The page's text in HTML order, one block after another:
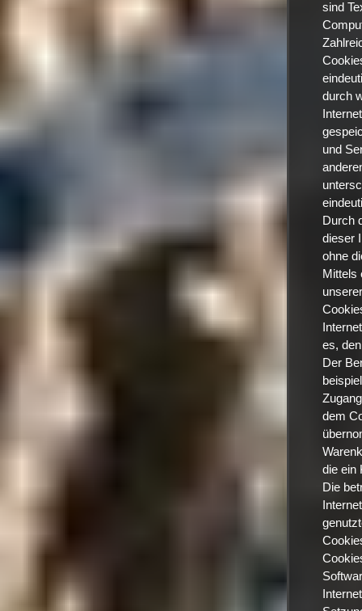
sind
durch
und
Durch
dieser
ohne
Mittels
es,
Der
dem
die ein
Die